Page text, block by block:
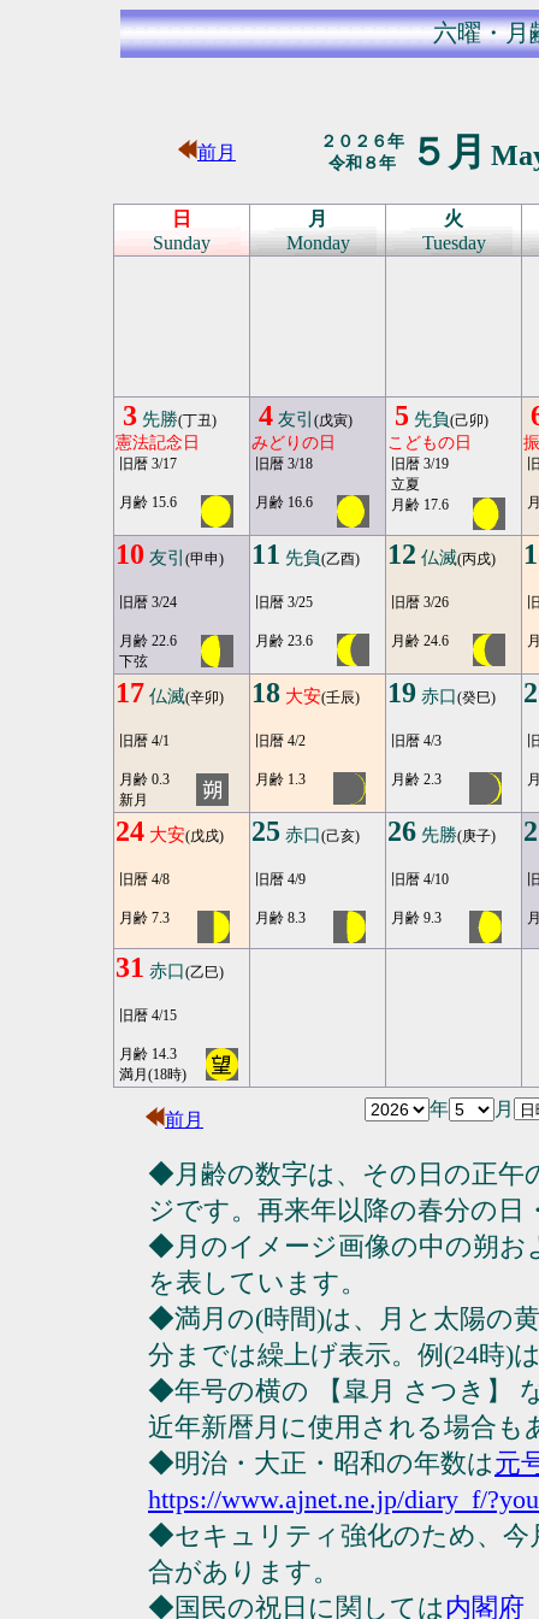
六曜・月
前月
２０２６年
令和８年
５月
日
Sunday
月
Monday
火
Tuesday
3 先勝(丁丑)
憲法記念日
旧暦 3/17
月齢 15.6
4 友引 (戊寅)
みどりの日
旧暦 3/18
月齢 16.6
5 先負(己卯)
こどもの日
旧暦 3/19
立夏
月齢 17.6
10 友引 (甲申)
旧暦 3/24
月齢 22.6
下弦
11 先負(乙酉)
旧暦 3/25
月齢 23.6
12 仏滅(丙戌)
旧暦 3/26
月齢 24.6
17 仏滅(辛卯)
旧暦 4/1
月齢 0.3
新月
18 大安(壬辰)
旧暦 4/2
月齢 1.3
19 赤口(癸巳)
旧暦 4/3
月齢 2.3
24 大安(戊戌)
旧暦 4/8
月齢 7.3
25 赤口(己亥)
旧暦 4/9
月齢 8.3
26 先勝(庚子)
旧暦 4/10
月齢 9.3
31 赤口(乙巳)
旧暦 4/15
月齢 14.3
満月(18時)
前月
年 月
◆月齢の数字は、その日の正午
ジです。再来年以降の春分の日
◆月のイメージ画像の中の朔
を表しています。
◆満月の(時間)は、月と太陽の
分までは繰上げ表示。例(24時)
◆年号の横の 【皐月 さつき】
近年新暦月に使用される場合も
◆明治・大正・昭和の年数は元
https://www.ajnet.ne.jp/diary_f/
◆セキュリティ強化のため、今
合があります。
◆国民の祝日に関しては内閣府